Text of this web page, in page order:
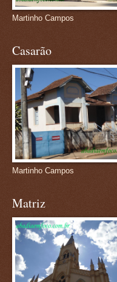
Martinho Campos
Casarão
Martinho Campos
Matriz